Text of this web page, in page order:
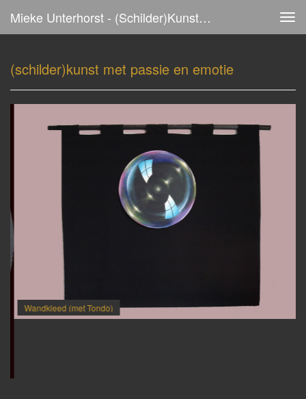
Mieke Unterhorst - (schilder)kunst Met Passie En Emotie
(schilder)kunst met passie en emotie
Wandkleed (met Tondo)